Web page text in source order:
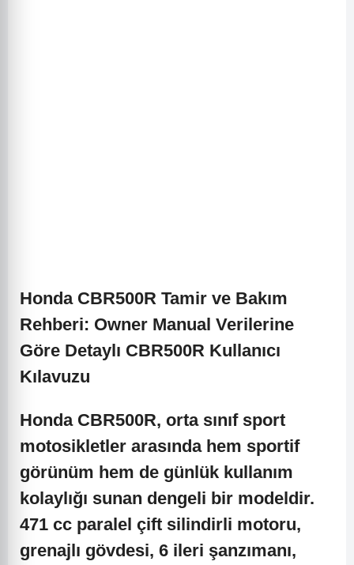
Honda CBR500R Tamir ve Bakım
Rehberi: Owner Manual Verilerine
Göre Detaylı CBR500R Kullanıcı
Kılavuzu
Honda CBR500R, orta sınıf sport
motosikletler arasında hem sportif
görünüm hem de günlük kullanım
kolaylığı sunan dengeli bir modeldir.
471 cc paralel çift silindirli motoru,
grenajlı gövdesi, 6 ileri şanzımanı,